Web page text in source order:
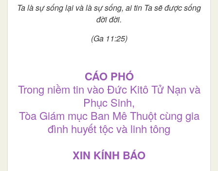
Ta là sự sống lại và là sự sống, ai tin Ta sẽ được sống
đời đời.
(Ga 11:25)
CÁO PHÓ
Trong niềm tin vào Đức Kitô Tử Nạn và
Phục Sinh,
Tòa Giám mục Ban Mê Thuột cùng gia
đình huyết tộc và linh tông
XIN KÍNH BÁO